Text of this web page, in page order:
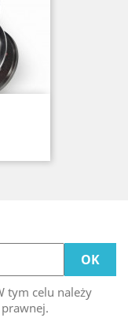
tym celu należy